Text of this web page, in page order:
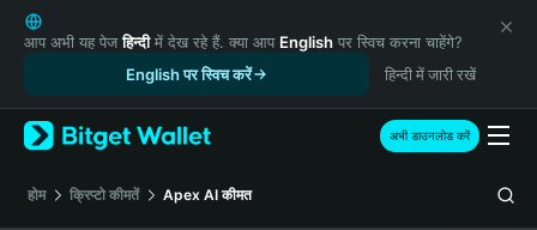
English
日本語
Русский
Español (Latinoamérica)
Türkçe
Italiano
आप अभी यह पेजहिन्दीमें देख रहे हैं. क्या आप English पर स्विच करना चाहेंगे?
English पर स्विच करें
हिन्दी में जारी रखें
अभी डाउनलोड करें
होम क्रिप्टो कीमतें Apex AI कीमत